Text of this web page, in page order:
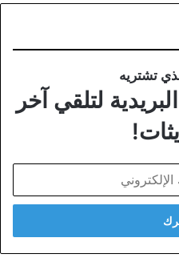
تشتريه
لتلقي آخر